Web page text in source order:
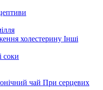
холестерину Інші
соки
чай При серцевих